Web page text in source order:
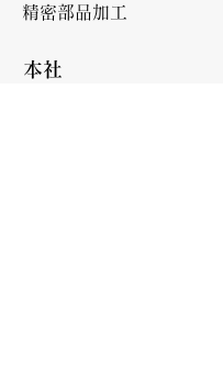
精密部品加工
本社